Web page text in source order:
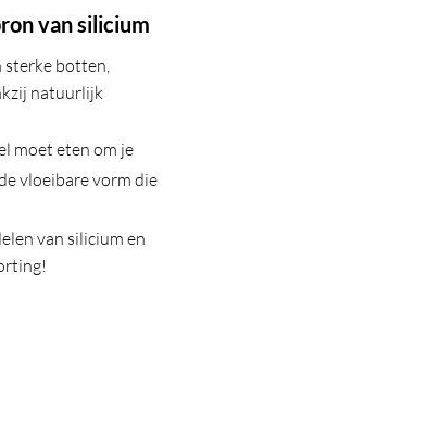
van silicium
sterke botten,
natuurlijk
moet eten om je
vloeibare vorm die
van silicium en